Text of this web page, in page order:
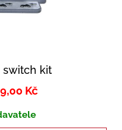
switch kit
Kč